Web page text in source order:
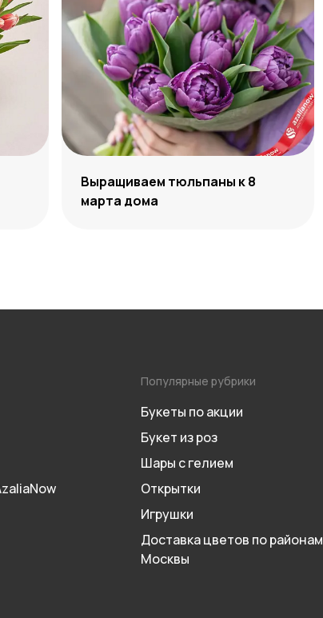
Выращиваем тюльпаны к 8
марта дома
Популярные рубрики
Букеты по акции
Букет из роз
Шары с гелием
Открытки
Игрушки
Доставка цветов по районам
Москвы